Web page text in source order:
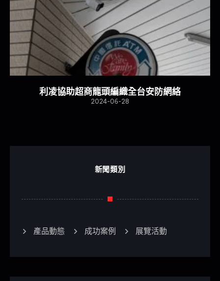
利凌協助超商龍頭編織全台安防網絡​
2024-06-28
新聞類別
產品動態 成功案例 展覽活動